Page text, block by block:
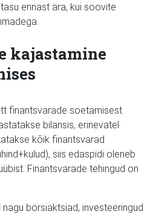
ennast ära, kui soovite
kajastamine
finantsvarade soetamisest.
bilansis, erinevatel
kõik finantsvarad
siis edaspidi oleneb
Finantsvarade tehingud on
börsiaktsiad, investeeringud